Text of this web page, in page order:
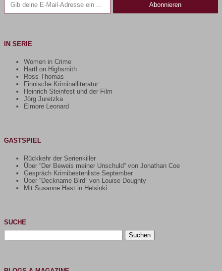
Abonnieren
IN SERIE
Women in Crime
Hartl on Highsmith
Ross Thomas
Finnische Kriminalliteratur
Heinrich Steinfest und der Film
Jörg Juretzka
Elmore Leonard
GASTSPIEL
Rückkehr der Serienkiller
Über “Der Beweis meiner Unschuld” von Jonathan Coe
Gespräch Krimibestenliste September
Über “Deckname Bird” von Louise Doughty
Mit Susanne Hast in Helsinki
SUCHE
Suchen
nach: